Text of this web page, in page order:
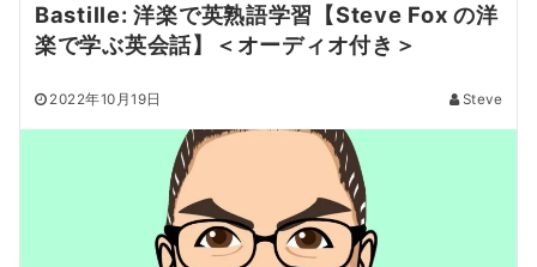
Bastille: 洋楽で英熟語学習【Steve Fox の洋
楽で学ぶ英会話】＜オーディオ付き＞
2022年10月19日 Steve